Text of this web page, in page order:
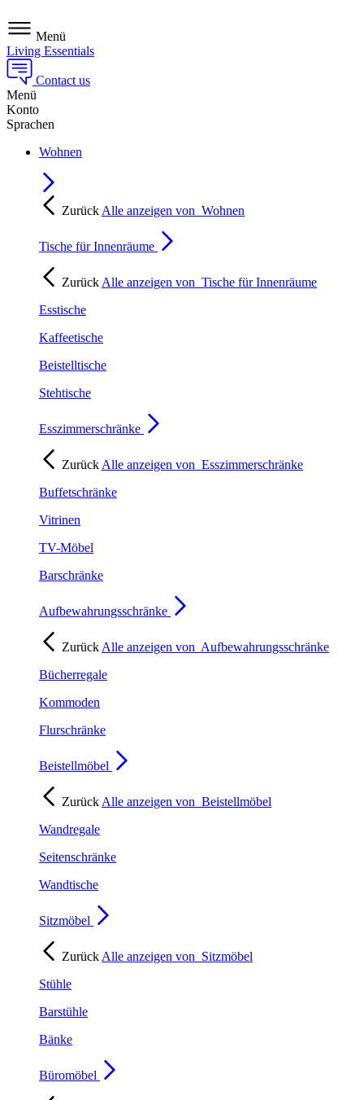
Menü
Living Essentials
Contact us
Menü
Konto
Sprachen
Wohnen
Zurück Alle anzeigen von Wohnen
Tische für Innenräume
Zurück Alle anzeigen von Tische für Innenräume
Esstische
Kaffeetische
Beistelltische
Stehtische
Esszimmerschränke
Zurück Alle anzeigen von Esszimmerschränke
Buffetschränke
Vitrinen
TV-Möbel
Barschränke
Aufbewahrungsschränke
Zurück Alle anzeigen von Aufbewahrungsschränke
Bücherregale
Kommoden
Flurschränke
Beistellmöbel
Zurück Alle anzeigen von Beistellmöbel
Wandregale
Seitenschränke
Wandtische
Sitzmöbel
Zurück Alle anzeigen von Sitzmöbel
Stühle
Barstühle
Bänke
Büromöbel